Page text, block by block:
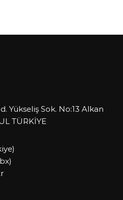
Yükseliş Sok. No:13 Alkan
TÜRKİYE